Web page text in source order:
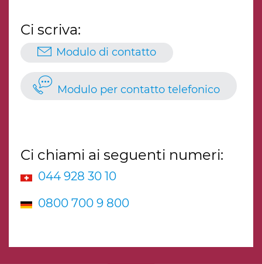
Ci scriva:
Modulo di contatto
Modulo per contatto telefonico
Ci chiami ai seguenti numeri:
044 928 30 10
0800 700 9 800